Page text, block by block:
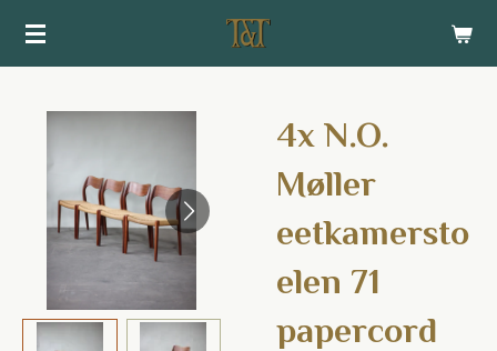
Ga
4x N.O.
Møller
eetkamersto
elen 71
papercord